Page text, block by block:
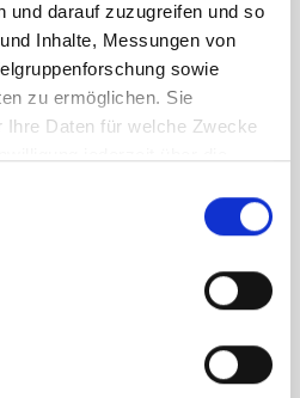
und darauf zuzugreifen und so
Inhalte, Messungen von
sowie
zu ermöglichen. Sie
Ihre Daten für welche Zwecke
widerrufen
Ihre geografische Lage